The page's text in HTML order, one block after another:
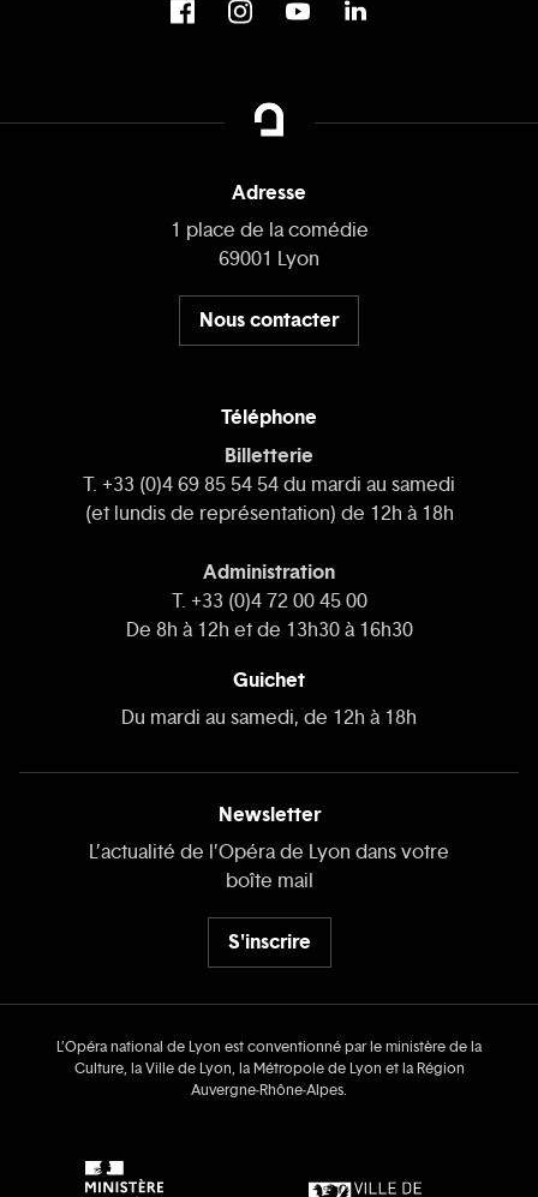
Adresse
1 place de la comédie
69001 Lyon
Nous contacter
Téléphone
Billetterie
T. +33 (0)4 69 85 54 54 du mardi au samedi
(et lundis de représentation) de 12h à 18h
Administration
T. +33 (0)4 72 00 45 00
De 8h à 12h et de 13h30 à 16h30
Guichet
Du mardi au samedi, de 12h à 18h
Newsletter
L’actualité de l’Opéra de Lyon dans votre
boîte mail
S'inscrire
L’Opéra national de Lyon est conventionné par le ministère de la
Culture, la Ville de Lyon, la Métropole de Lyon et la Région
Auvergne‑Rhône‑Alpes.